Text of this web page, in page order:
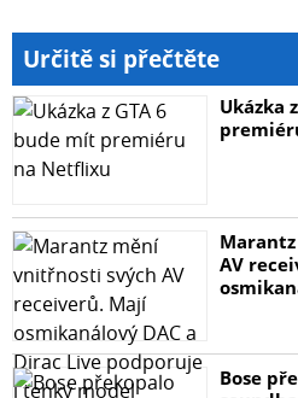
Určitě si přečtěte
Ukázka
AV
Bose